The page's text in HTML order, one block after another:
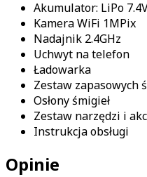
Akumulator: LiPo
Kamera WiFi 1MPix
Nadajnik 2.4GHz
Uchwyt na telefon
Ładowarka
Zestaw zapasowych
Osłony śmigieł
Zestaw narzędzi i
Instrukcja obsługi
Opinie